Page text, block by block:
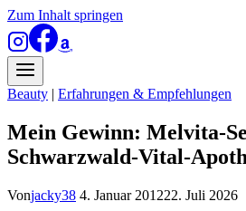
Zum Inhalt springen
Beauty | Erfahrungen & Empfehlungen
Mein Gewinn: Melvita-
Schwarzwald-Vital-
Vonjacky38 4. Januar 201222. Juli 2026